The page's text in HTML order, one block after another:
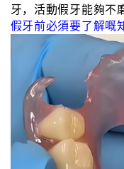
牙，活動假牙能夠不
假牙前必須要了解嘅